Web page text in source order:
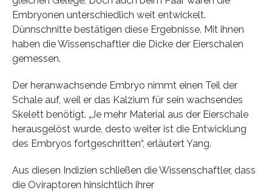
Embryonen unterschiedlich weit entwickelt.
Dünnschnitte bestätigen diese Ergebnisse. Mit ihnen
haben die Wissenschaftler die Dicke der Eierschalen
gemessen.
Der heranwachsende Embryo nimmt einen Teil der
Schale auf, weil er das Kalzium für sein wachsendes
Skelett benötigt. „Je mehr Material aus der Eierschale
herausgelöst wurde, desto weiter ist die Entwicklung
des Embryos fortgeschritten“, erläutert Yang.
Aus diesen Indizien schließen die Wissenschaftler, dass
die Oviraptoren hinsichtlich ihrer